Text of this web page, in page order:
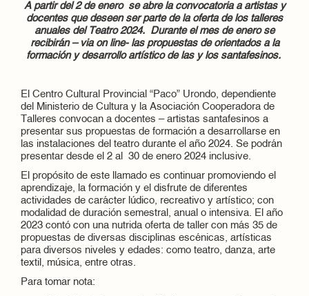
A partir del 2 de enero se abre la convocatoria a artistas y
docentes que deseen ser parte de la oferta de los talleres
anuales del Teatro 2024. Durante el mes de enero se
recibirán – via on line- las propuestas de orientados a la
formación y desarrollo artístico de las y los santafesinos.
El Centro Cultural Provincial “Paco” Urondo, dependiente
del Ministerio de Cultura y la Asociación Cooperadora de
Talleres convocan a docentes – artistas santafesinos a
presentar sus propuestas de formación a desarrollarse en
las instalaciones del teatro durante el año 2024. Se podrán
presentar desde el 2 al 30 de enero 2024 inclusive.
El propósito de este llamado es continuar promoviendo el
aprendizaje, la formación y el disfrute de diferentes
actividades de carácter lúdico, recreativo y artístico; con
modalidad de duración semestral, anual o intensiva. El año
2023 contó con una nutrida oferta de taller con más 35 de
propuestas de diversas disciplinas escénicas, artísticas
para diversos niveles y edades: como teatro, danza, arte
textil, música, entre otras.
Para tomar nota: